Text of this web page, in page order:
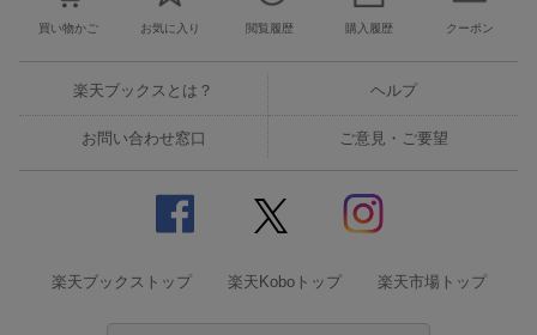
買い物かご お気に入り 閲覧履歴 購入履歴 クーポン
楽天ブックスとは？ ヘルプ
お問い合わせ窓口 ご意見・ご要望
楽天ブックストップ 楽天Koboトップ 楽天市場トップ